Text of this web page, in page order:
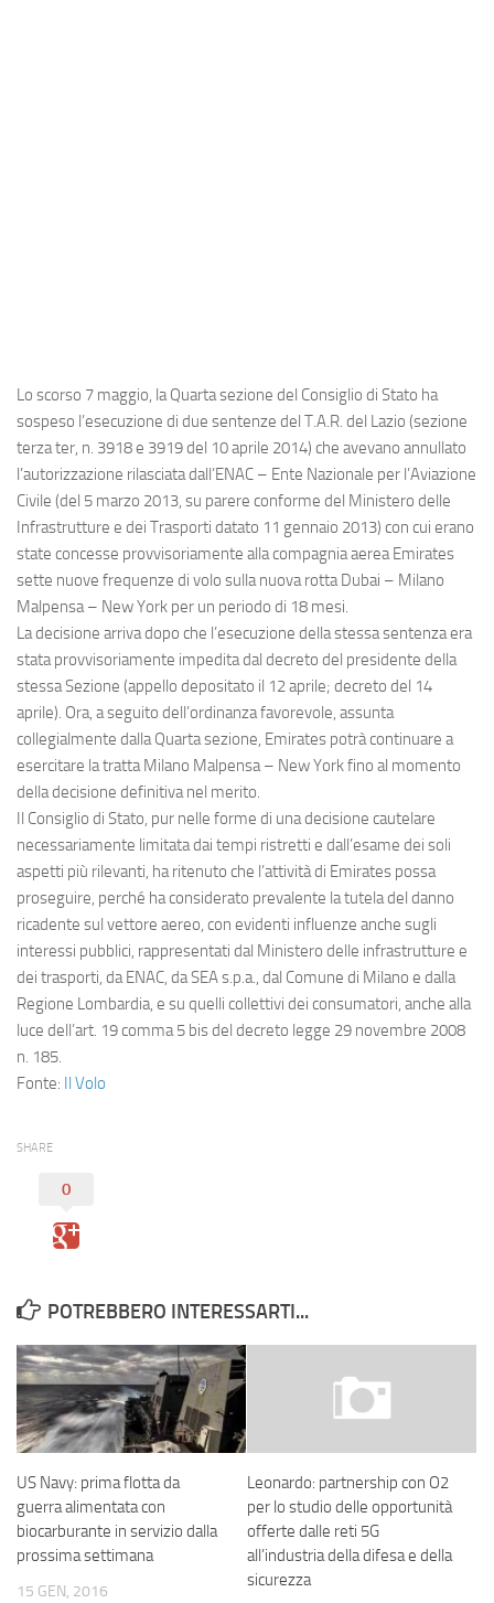
Incidenti
Industria
Eventi
Lo scorso 7 maggio, laQuarta sezione del Consiglio di Stato ha
sospeso l’esecuzione di due sentenze del T.A.R. del Lazio (sezione
terza ter, n. 3918 e 3919 del 10 aprile 2014) che avevano annullato
l’autorizzazione rilasciata dall’ENAC – Ente Nazionale per l’Aviazione
Civile (del 5 marzo 2013, su parere conforme del Ministero delle
Infrastrutture e dei Trasporti datato 11 gennaio 2013) con cui erano
state concesse provvisoriamente alla compagnia aereaEmirates
sette nuove frequenze di volo sulla nuova rotta Dubai – Milano
Malpensa – New York per un periodo di 18 mesi.
La decisione arriva dopo che l’esecuzione della stessa sentenza era
stata provvisoriamente impedita dal decreto del presidente della
stessa Sezione (appello depositato il 12 aprile; decreto del 14
aprile). Ora, a seguito dell’ordinanza favorevole, assunta
collegialmente dalla Quarta sezione, Emirates potrà continuare a
esercitare la tratta Milano Malpensa – New York fino al momento
della decisione definitiva nel merito.
Il Consiglio di Stato, pur nelle forme di una decisione cautelare
necessariamente limitata dai tempi ristretti e dall’esame dei soli
aspetti più rilevanti, ha ritenuto che l’attività di Emirates possa
proseguire, perché ha considerato prevalente la tutela del danno
ricadente sul vettore aereo, con evidenti influenze anche sugli
interessi pubblici, rappresentati dal Ministero delle infrastrutture e
dei trasporti, da ENAC, da SEA s.p.a., dal Comune di Milano e dalla
Regione Lombardia, e su quelli collettivi dei consumatori, anche alla
luce dell’art. 19 comma 5 bis del decreto legge 29 novembre 2008
n. 185.
Fonte: Il Volo
SHARE
0
POTREBBERO INTERESSARTI...
US Navy: prima flotta da
guerra alimentata con
biocarburante in servizio dalla
prossima settimana
15 GEN, 2016
Leonardo: partnership con O2
per lo studio delle opportunità
offerte dalle reti 5G
all’industria della difesa e della
sicurezza